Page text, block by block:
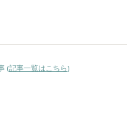
(記事一覧はこちら)